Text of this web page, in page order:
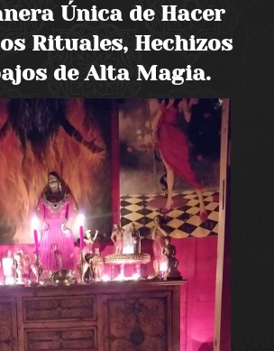
Única de Hacer
Rituales, Hechizos
de Alta Magia.